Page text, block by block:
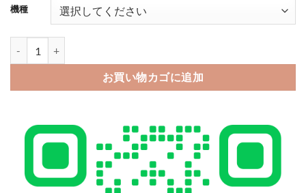
機種
お買い物カゴに追加